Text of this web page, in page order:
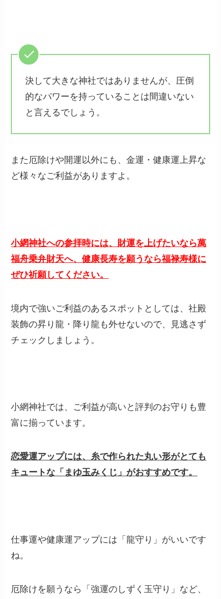
決して大きな神社ではありませんが、圧倒
的なパワーを持っていることは間違いない
と言えるでしょう。
また厄除けや開運以外にも、金運・健康運上昇な
ど様々なご利益がありますよ。
小網神社への参拝時には、財運を上げたいなら萬
福舟乗弁財天へ、健康長寿を願うなら福禄寿様に
ぜひ祈願してください。
境内で強いご利益のあるスポットとしては、社殿
装飾の昇り龍・降り龍も外せないので、見逃さず
チェックしましょう。
小網神社では、ご利益が高いと評判のお守りも豊
富に揃っています。
恋愛運アップには、糸で作られた丸い形がとても
キュートな「まゆ玉みくじ」がおすすめです。
仕事運や健康運アップには「龍守り」がいいです
ね。
厄除けを願うなら「強運のしずく玉守り」など、